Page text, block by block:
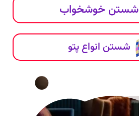
شستن خوشخواب
شستن انواع پتو